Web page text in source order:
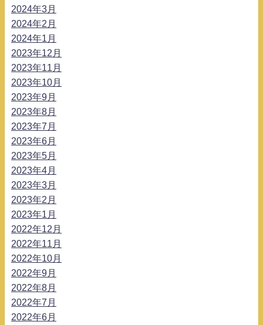
2024年3月
2024年2月
2024年1月
2023年12月
2023年11月
2023年10月
2023年9月
2023年8月
2023年7月
2023年6月
2023年5月
2023年4月
2023年3月
2023年2月
2023年1月
2022年12月
2022年11月
2022年10月
2022年9月
2022年8月
2022年7月
2022年6月